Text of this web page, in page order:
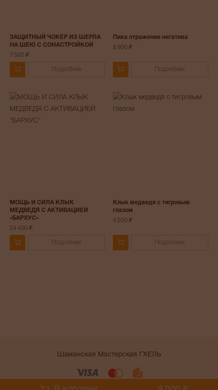
ЗАЩИТНЫЙ ЧОКЕР ИЗ ШЕРЛА
НА ШЕЮ С СОНАСТРОЙКОЙ
7 500 ₽
Подробнее
Пика отражение негатива
8 900 ₽
Подробнее
МОЩЬ И СИЛА КЛЫК
МЕДВЕДЯ С АКТИВАЦИЕЙ
«БАРХУС»
24 400 ₽
Подробнее
Клык медведя с тигровым
глазом
4 500 ₽
Подробнее
Шаманская Мастерская ГХЕЛЬ
Условия работы сайта